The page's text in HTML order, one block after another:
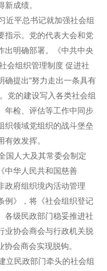
成绩。
平总书记就加强社会组
指示。党的代表大会和党
出明确部署。《中共中央
会组织管理制度 促进社
确提出“努力走出一条具有
党的建设写入各类社会组
年检、评估等工作中同步
织领域党组织的战斗堡垒
效发挥。
人大及其常委会制定
中华人民共和国慈善
政府组织境内活动管理
例》，将《社会组织登记
各级民政部门稳妥推进社
业协会商会与行政机关脱
会商会实现脱钩。
民政部门牵头的社会组